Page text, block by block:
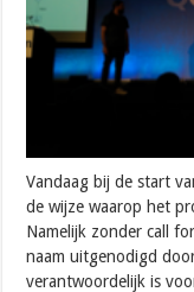
Vandaag bij de start
de wijze waarop het
Namelijk zonder call
naam uitgenodigd
verantwoordelijk is